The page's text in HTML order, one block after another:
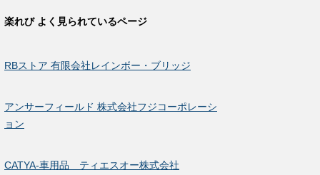
楽れび よく見られているページ
RBストア 有限会社レインボー・ブリッジ
アンサーフィールド 株式会社フジコーポレーシ
ョン
CATYA-車用品 ティエスオー株式会社